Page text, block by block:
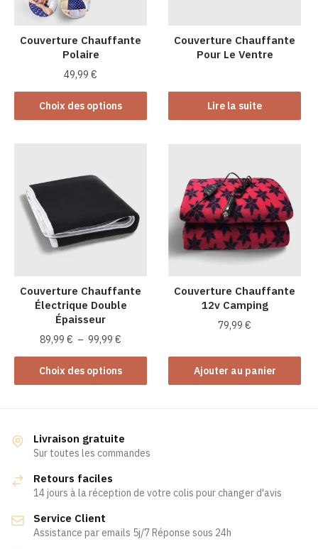
Couverture Chauffante
Polaire
49,99€
Choix des options
Ce
produit
peuvent
être
la
page
du
produit
Couverture Chauffante
Pour Le Ventre
Lire la suite
Couverture Chauffante
Électrique Double
Épaisseur
89,99€ – 99,99€
de
prix :
89,99 €
Choix des options
Ce
produit
variations.
Les
peuvent
choisies
sur
Couverture Chauffante
12v Camping
79,99€
Ajouter au panier
Livraison gratuite
Sur toutes les commandes
Retours faciles
14 jours à la réception de votre colis pour changer d'avis
Service Client
Assistance par emails 5j/7 Réponse sous 24h